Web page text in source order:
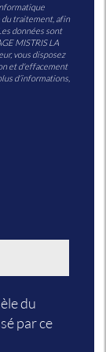
du traitement, afin
données sont
MISTRIS LA
vous disposez
et d'effacement
d’informations,
du
par ce